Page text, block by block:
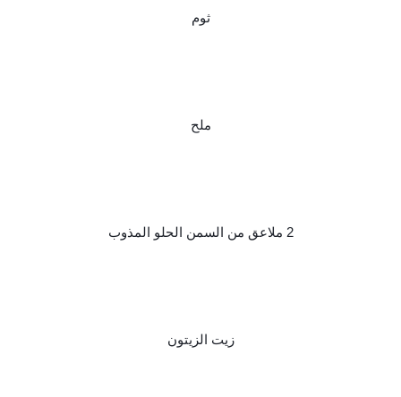
ثوم
ملح
2 ملاعق من السمن الحلو المذوب
زيت الزيتون